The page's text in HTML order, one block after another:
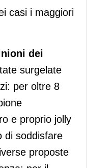
casi i maggiori
dei
surgelate
per oltre 8
e proprio jolly
di soddisfare
proposte